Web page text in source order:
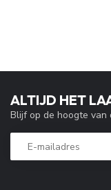
ALTIJD HET
Blijf op de hoogte